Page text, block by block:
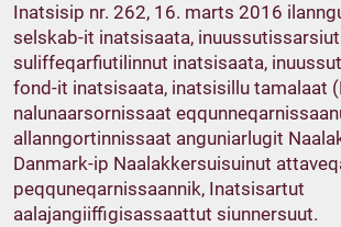
Inatsisip nr. 262, 16. marts 2016
selskab-it inatsisaata,
suliffeqarfiutilinnut inatsisaata,
fond-it inatsisaata, inatsisillu tamalaat
nalunaarsornissaat
allanngortinnissaat anguniarlugit
Danmark-ip Naalakkersuisuinut
peqquneqarnissaannik, Inatsisartut
aalajangiiffigisassaattut siunnersuut.